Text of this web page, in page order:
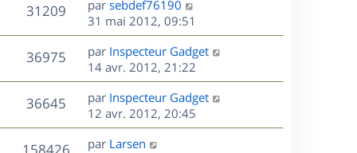
e
s
a
g
e
m
e
s
s
a
g
e
i
e
r
m
e
s
s
a
g
31209V
u
D
e
r
n
i
e
r
m
e
s
par sebdef76190
31 mai 2012, 09:51
36975V
u
s
D
e
r
n
i
e
r
par Inspecteur Gadget
14 avr. 2012, 21:22
36645V
u
D
e
r
n
par Inspecteur Gadget
12 avr. 2012, 20:45
158426V
D
par Larsen